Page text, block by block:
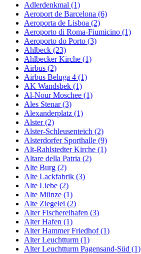
Adlerdenkmal (1)
Aeroport de Barcelona (6)
Aeroporta de Lisboa (2)
Aeroporto di Roma-Fiumicino (1)
Aeroporto do Porto (3)
Ahlbeck (23)
Ahlbecker Kirche (1)
Airbus (2)
Airbus Beluga 4 (1)
AK Wandsbek (1)
Al-Nour Moschee (1)
Ales Stenar (3)
Alexanderplatz (1)
Alster (2)
Alster-Schleusenteich (2)
Alsterdorfer Sporthalle (9)
Alt-Rahlstedter Kirche (1)
Altare della Patria (2)
Alte Burg (2)
Alte Lackfabrik (3)
Alte Liebe (2)
Alte Münze (1)
Alte Ziegelei (2)
Alter Fischereihafen (3)
Alter Hafen (1)
Alter Hammer Friedhof (1)
Alter Leuchtturm (1)
Alter Leuchtturm Pagensand-Süd (1)